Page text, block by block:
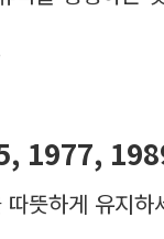
1977,
뜻하게 유지하